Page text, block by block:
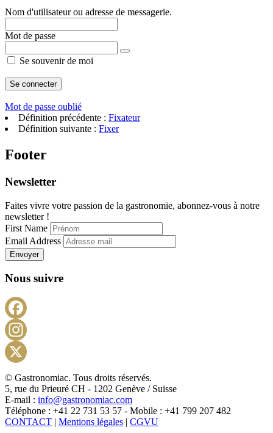
Nom d'utilisateur ou adresse de messagerie.
Mot de passe
Se souvenir de moi
Mot de passe oublié
Définition précédente : Fixateur
Définition suivante : Fixer
Footer
Newsletter
Faites vivre votre passion de la gastronomie, abonnez-vous à notre
newsletter !
First Name
Email Address
Envoyer
Nous suivre
X
© Gastronomiac. Tous droits réservés.
5, rue du Prieuré CH - 1202 Genève / Suisse
E-mail : info@gastronomiac.com
Téléphone : +41 22 731 53 57 - Mobile : +41 799 207 482
CONTACT | Mentions légales | CGVU